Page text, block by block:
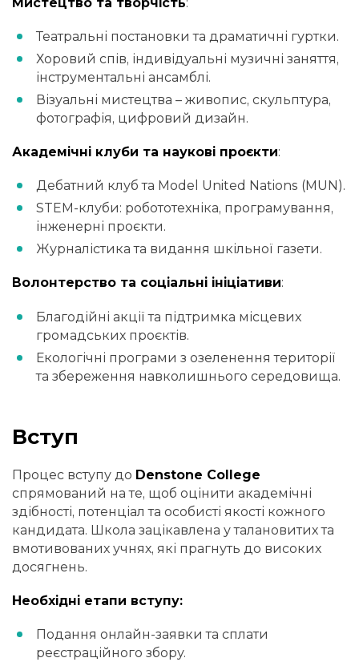
Театральні постановки та драматичні гуртки.
Хоровий спів, індивідуальні музичні заняття,
інструментальні ансамблі.
Візуальні мистецтва – живопис, скульптура,
фотографія, цифровий дизайн.
Академічні клуби та наукові проєкти:
Дебатний клуб та Model United Nations (MUN).
STEM-клуби: робототехніка, програмування,
інженерні проєкти.
Журналістика та видання шкільної газети.
Волонтерство та соціальні ініціативи:
Благодійні акції та підтримка місцевих
громадських проєктів.
Екологічні програми з озеленення території
та збереження навколишнього середовища.
Вступ
Процес вступу до Denstone College
спрямований на те, щоб оцінити академічні
здібності, потенціал та особисті якості кожного
кандидата. Школа зацікавлена у талановитих та
вмотивованих учнях, які прагнуть до високих
досягнень.
Необхідні етапи вступу:
Подання онлайн-заявки та сплати
реєстраційного збору.